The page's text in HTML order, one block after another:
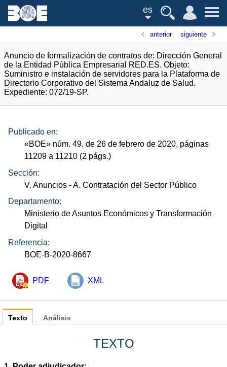
es
anterior siguiente
Anuncio de formalización de contratos de: Dirección General
de la Entidad Pública Empresarial RED.ES. Objeto:
Suministro e instalación de servidores para la Plataforma de
Directorio Corporativo del Sistema Andaluz de Salud.
Expediente: 072/19-SP.
Publicado en:
«BOE» núm. 49, de 26 de febrero de 2020, páginas
11209 a 11210 (2 págs.)
Sección:
V. Anuncios - A. Contratación del Sector Público
Departamento:
Ministerio de Asuntos Económicos y Transformación
Digital
Referencia:
BOE-B-2020-8667
PDF XML
Texto
TEXTO
Análisis